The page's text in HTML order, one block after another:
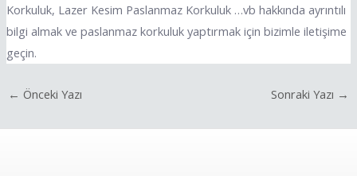
Korkuluk, Lazer Kesim Paslanmaz Korkuluk …vb hakkında ayrıntılı
bilgi almak ve paslanmaz korkuluk yaptırmak için bizimle iletişime
geçin.
← Önceki Yazı Sonraki Yazı →